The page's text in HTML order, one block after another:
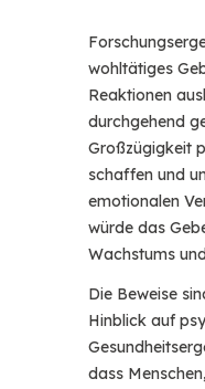
wohltätiges
Reaktionen
durchgehend
Großzügigkeit
schaffen und
emotionalen
würde das
Wachstums
Die Beweise
Hinblick auf
dass